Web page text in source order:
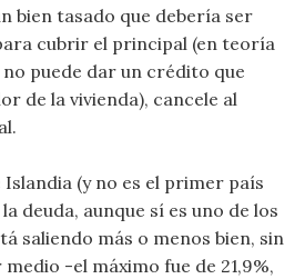
bien tasado que debería ser
cubrir el principal (en teoría
puede dar un crédito que
de la vivienda), cancele al
(y no es el primer país
deuda, aunque sí es uno de los
saliendo más o menos bien, sin
-el máximo fue de 21,9%,